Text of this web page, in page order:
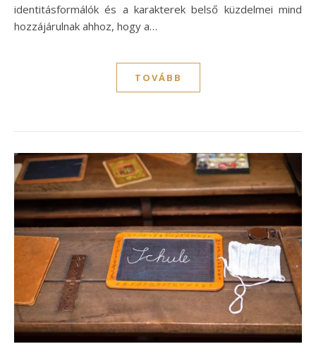
identitásformálók és a karakterek belső küzdelmei mind
hozzájárulnak ahhoz, hogy a…
TOVÁBB